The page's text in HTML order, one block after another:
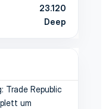
23.120
Deep
Trade Republic
um